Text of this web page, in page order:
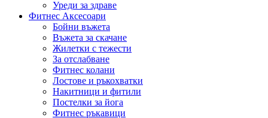
Уреди за здраве
Фитнес Аксесоари
Бойни въжета
Въжета за скачане
Жилетки с тежести
За отслабване
Фитнес колани
Лостове и ръкохватки
Накитници и фитили
Постелки за йога
Фитнес ръкавици